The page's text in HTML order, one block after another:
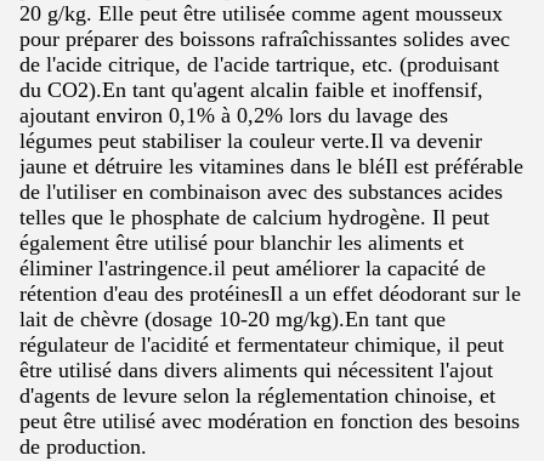
20 g/kg. Elle peut être utilisée comme agent mousseux
pour préparer des boissons rafraîchissantes solides avec
de l'acide citrique, de l'acide tartrique, etc. (produisant
du CO2).En tant qu'agent alcalin faible et inoffensif,
ajoutant environ 0,1% à 0,2% lors du lavage des
légumes peut stabiliser la couleur verte.Il va devenir
jaune et détruire les vitamines dans le bléIl est préférable
de l'utiliser en combinaison avec des substances acides
telles que le phosphate de calcium hydrogène. Il peut
également être utilisé pour blanchir les aliments et
éliminer l'astringence.il peut améliorer la capacité de
rétention d'eau des protéinesIl a un effet déodorant sur le
lait de chèvre (dosage 10-20 mg/kg).En tant que
régulateur de l'acidité et fermentateur chimique, il peut
être utilisé dans divers aliments qui nécessitent l'ajout
d'agents de levure selon la réglementation chinoise, et
peut être utilisé avec modération en fonction des besoins
de production.